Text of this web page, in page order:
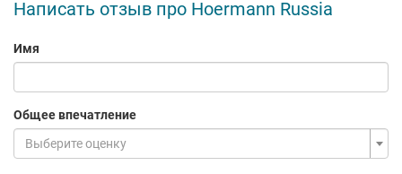
Написать отзыв про Hoermann Russia
Имя
Общее впечатление
Выберите оценку